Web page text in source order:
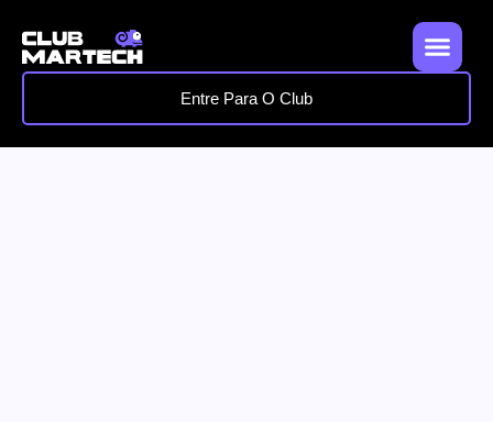
Entre Para O Club